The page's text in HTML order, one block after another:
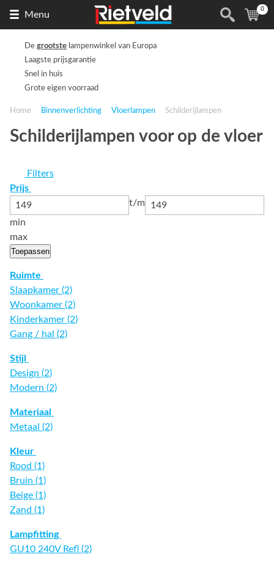
Menu
de
(
0
De grootste lampenwinkel van Europa
Laagste prijsgarantie
Snel in huis
Grote eigen voorraad
Home Binnenverlichting Vloerlampen Schilderijlampen
Schilderijlampen voor op de vloer
Filters
Prijs
t/m
min
max
Toepassen
Ruimte
Slaapkamer (2)
Woonkamer (2)
Kinderkamer (2)
Gang / hal (2)
Stijl
Design (2)
Modern (2)
Materiaal
Metaal (2)
Kleur
Rood (1)
Bruin (1)
Beige (1)
Zand (1)
Lampfitting
GU10 240V Refl (2)